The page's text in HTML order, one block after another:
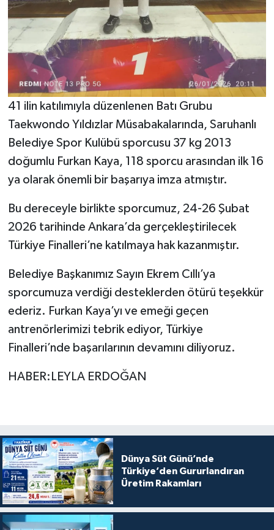
41 ilin katılımıyla düzenlenen Batı Grubu
Taekwondo Yıldızlar Müsabakalarında, Saruhanlı
Belediye Spor Kulübü sporcusu 37 kg 2013
doğumlu Furkan Kaya, 118 sporcu arasından ilk 16
ya olarak önemli bir başarıya imza atmıştır.
Bu dereceyle birlikte sporcumuz, 24-26 Şubat
2026 tarihinde Ankara’da gerçekleştirilecek
Türkiye Finalleri’ne katılmaya hak kazanmıştır.
Belediye Başkanımız Sayın Ekrem Cıllı’ya
sporcumuza verdiği desteklerden ötürü teşekkür
ederiz. Furkan Kaya’yı ve emeği geçen
antrenörlerimizi tebrik ediyor, Türkiye
Finalleri’nde başarılarının devamını diliyoruz.
HABER:LEYLA ERDOĞAN
Dünya Süt Günü’nde
Türkiye’den Gururlandıran
Üretim Rakamları